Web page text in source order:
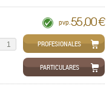
pvp. 55,00 €
QUITARPROFESIONALES
PARTICULARES